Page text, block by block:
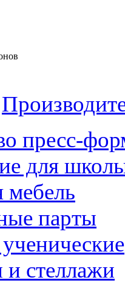
пресс-
для
парты
стеллажи